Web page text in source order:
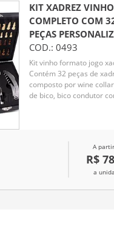
KIT XADREZ VINHO
COMPLETO COM
PEÇAS
COD.: 0493
Kit vinho formato jogo
Contém 32 peças de
composto por wine
de bico, bico condutor
A
R$
a